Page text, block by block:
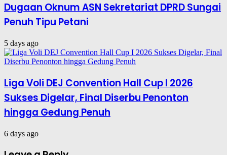
Dugaan Oknum ASN Sekretariat DPRD Sungai
Penuh Tipu Petani
5 days ago
Liga Voli DEJ Convention Hall Cup I 2026
Sukses Digelar, Final Diserbu Penonton
hingga Gedung Penuh
6 days ago